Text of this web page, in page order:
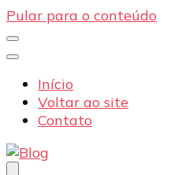
Pular para o conteúdo
Início
Voltar ao site
Contato